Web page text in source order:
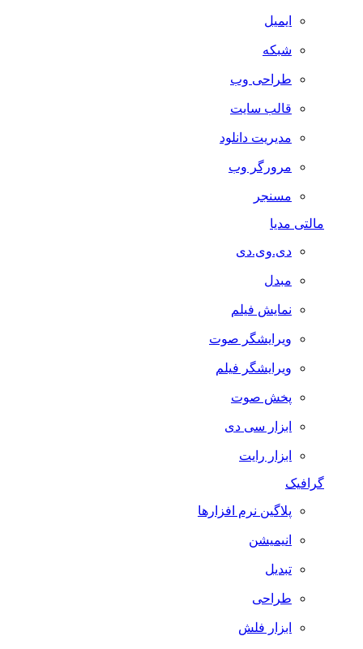
ایمیل
شبکه
طراحی وب
قالب سایت
مدیریت دانلود
مرورگر وب
مسنجر
مالتی مدیا
دی.وی.دی
مبدل
نمایش فیلم
ویرایشگر صوت
ویرایشگر فیلم
پخش صوت
ابزار سی دی
ابزار رایت
گرافیک
پلاگین نرم افزارها
انیمیشن
تبدیل
طراحی
ابزار فلش